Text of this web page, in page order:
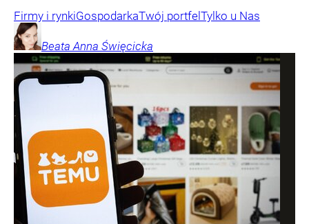
Firmy i rynkiGospodarkaTwój portfel Tylko u Nas
Beata Anna Święcicka